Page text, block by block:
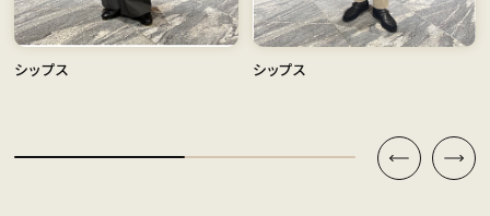
シップス シップス